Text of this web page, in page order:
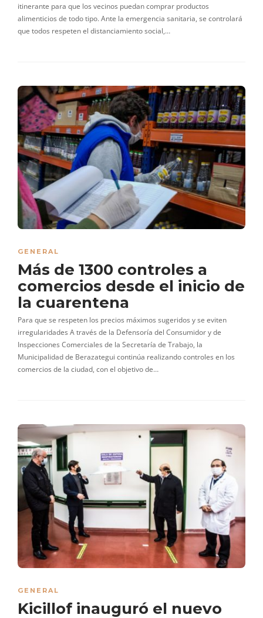
itinerante para que los vecinos puedan comprar productos
alimenticios de todo tipo. Ante la emergencia sanitaria, se controlará
que todos respeten el distanciamiento social,…
GENERAL
Más de 1300 controles a
comercios desde el inicio de
la cuarentena
Para que se respeten los precios máximos sugeridos y se eviten
irregularidades A través de la Defensoría del Consumidor y de
Inspecciones Comerciales de la Secretaría de Trabajo, la
Municipalidad de Berazategui continúa realizando controles en los
comercios de la ciudad, con el objetivo de…
GENERAL
Kicillof inauguró el nuevo